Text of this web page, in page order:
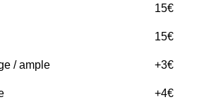
15€
15€
/ ample +3€
+4€